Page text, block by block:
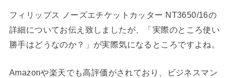
フィリップス ノーズエチケットカッター NT3650/16の
詳細についてお伝え致しましたが、「実際のところ使い
勝手はどうなのか？」が実際気になるところですよね。
Amazonや楽天でも高評価がされており、ビジネスマン